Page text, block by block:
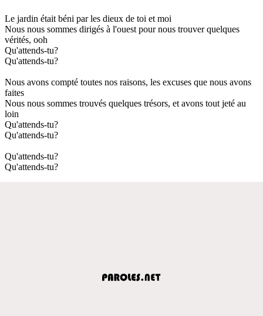
Le jardin était béni par les dieux de toi et moi
Nous nous sommes dirigés à l'ouest pour nous trouver quelques
vérités, ooh
Qu'attends-tu?
Qu'attends-tu?
Nous avons compté toutes nos raisons, les excuses que nous avons
faites
Nous nous sommes trouvés quelques trésors, et avons tout jeté au
loin
Qu'attends-tu?
Qu'attends-tu?
Qu'attends-tu?
Qu'attends-tu?